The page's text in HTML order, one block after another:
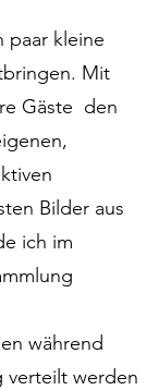
paar kleine
Mit
Gäste den
Bilder aus
ich im
während
verteilt werden